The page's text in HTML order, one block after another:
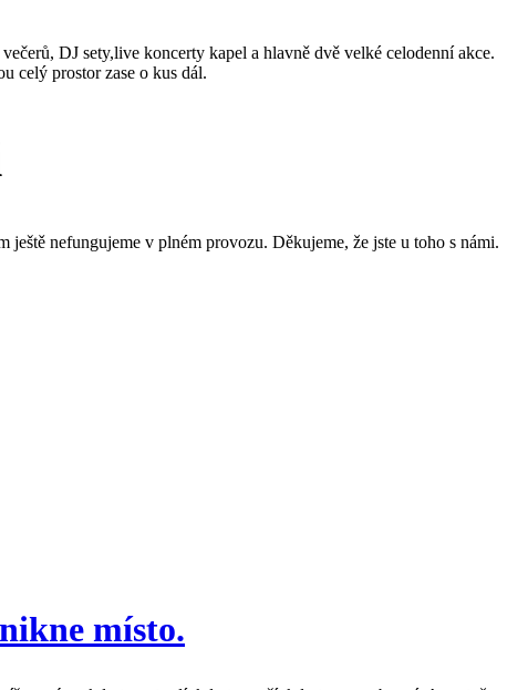
DJ sety,live koncerty kapel a hlavně dvě velké celodenní akce.
celý prostor zase o kus dál.
nefungujeme v plném provozu. Děkujeme, že jste u toho s námi.
místo.